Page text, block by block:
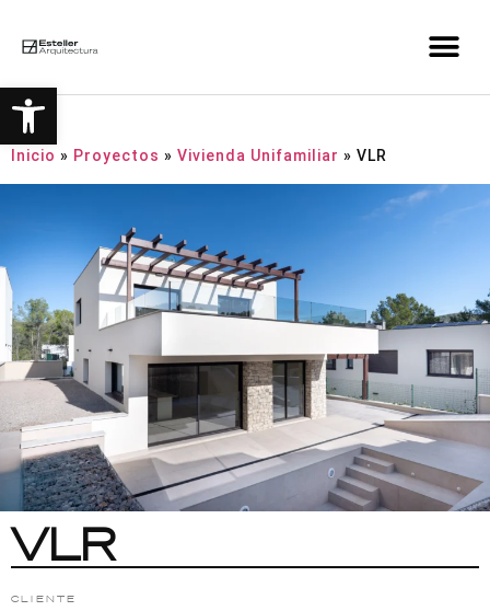
Inicio » Proyectos » Vivienda Unifamiliar » VLR
VLR
CLIENTE
Abrir barra de